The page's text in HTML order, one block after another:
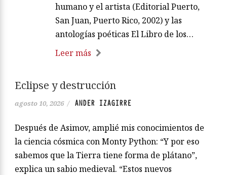
humano y el artista (Editorial Puerto,
San Juan, Puerto Rico, 2002) y las
antologías poéticas El Libro de los…
Leer más
Eclipse y destrucción
agosto 10, 2026 / ANDER IZAGIRRE
Después de Asimov, amplié mis conocimientos de
la ciencia cósmica con Monty Python: “Y por eso
sabemos que la Tierra tiene forma de plátano”,
explica un sabio medieval. “Estos nuevos